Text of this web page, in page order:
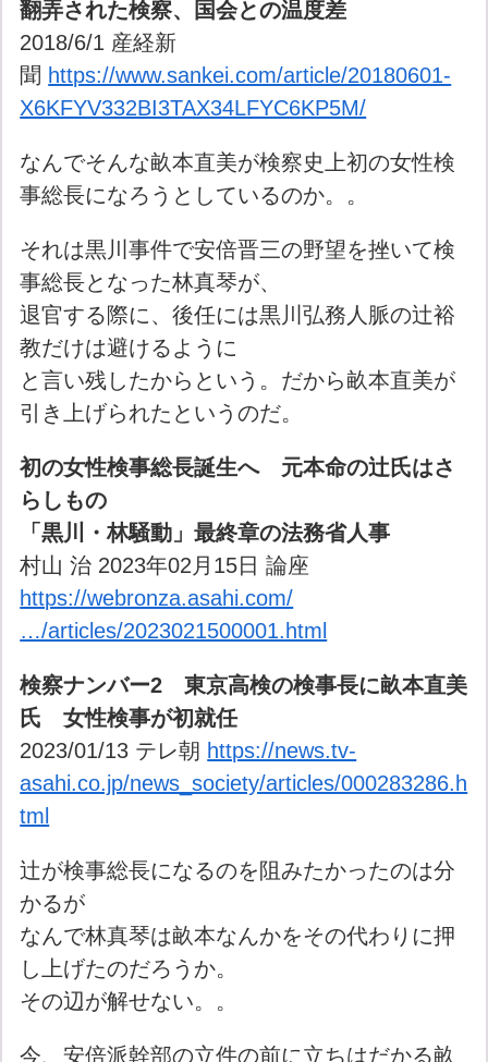
翻弄された検察、国会との温度差
2018/6/1 産経新
聞 https://www.sankei.com/article/20180601-
X6KFYV332BI3TAX34LFYC6KP5M/
なんでそんな畝本直美が検察史上初の女性検
事総長になろうとしているのか。。
それは黒川事件で安倍晋三の野望を挫いて検
事総長となった林真琴が、
退官する際に、後任には黒川弘務人脈の辻裕
教だけは避けるように
と言い残したからという。だから畝本直美が
引き上げられたというのだ。
初の女性検事総長誕生へ 元本命の辻氏はさ
らしもの
「黒川・林騒動」最終章の法務省人事
村山 治 2023年02月15日 論座
https://webronza.asahi.com/
…/articles/2023021500001.html
検察ナンバー2 東京高検の検事長に畝本直美
氏 女性検事が初就任
2023/01/13 テレ朝 https://news.tv-
asahi.co.jp/news_society/articles/000283286.h
tml
辻が検事総長になるのを阻みたかったのは分
かるが
なんで林真琴は畝本なんかをその代わりに押
し上げたのだろうか。
その辺が解せない。。
今、安倍派幹部の立件の前に立ちはだかる畝